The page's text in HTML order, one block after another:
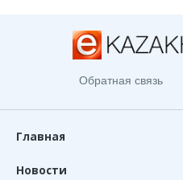
Обратная связь
Главная
Новости